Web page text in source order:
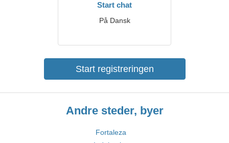
Start chat
På Dansk
Start registreringen
Andre steder, byer
Fortaleza